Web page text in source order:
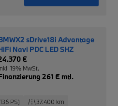
sDrive18i Advantage
Navi PDC LED SHZ
€
19% MwSt.
261 € mtl.
PS)
37.400 km